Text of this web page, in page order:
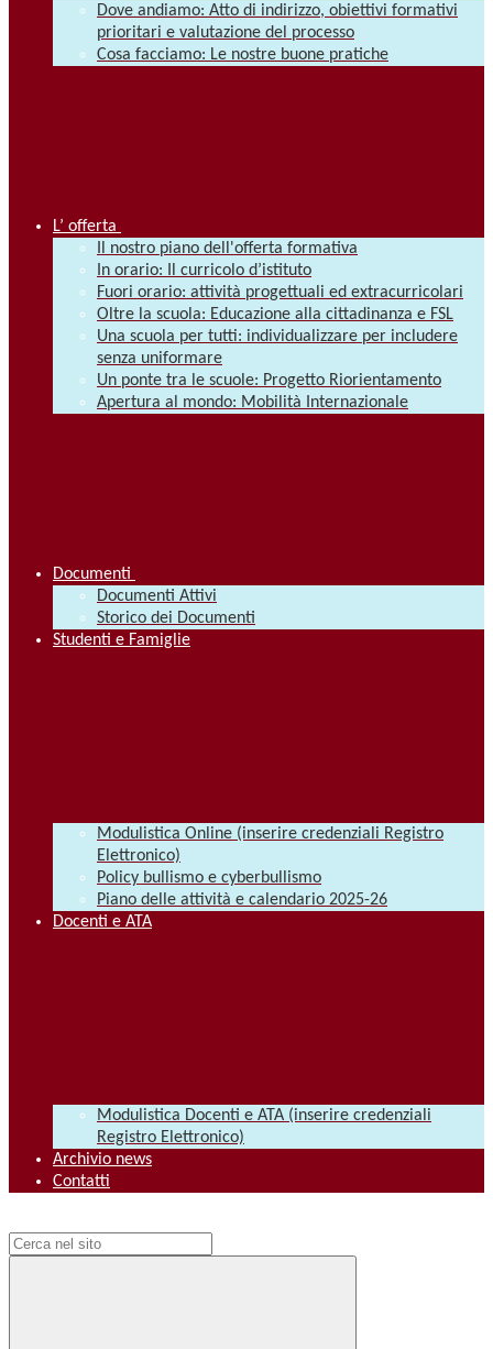
Dove andiamo: Atto di indirizzo, obiettivi formativi
prioritari e valutazione del processo
Cosa facciamo: Le nostre buone pratiche
L’ offerta
Il nostro piano dell'offerta formativa
In orario: Il curricolo d’istituto
Fuori orario: attività progettuali ed extracurricolari
Oltre la scuola: Educazione alla cittadinanza e FSL
Una scuola per tutti: individualizzare per includere
senza uniformare
Un ponte tra le scuole: Progetto Riorientamento
Apertura al mondo: Mobilità Internazionale
Documenti
Documenti Attivi
Storico dei Documenti
Studenti e Famiglie
Modulistica Online (inserire credenziali Registro
Elettronico)
Policy bullismo e cyberbullismo
Piano delle attività e calendario 2025-26
Docenti e ATA
Modulistica Docenti e ATA (inserire credenziali
Registro Elettronico)
Archivio news
Contatti